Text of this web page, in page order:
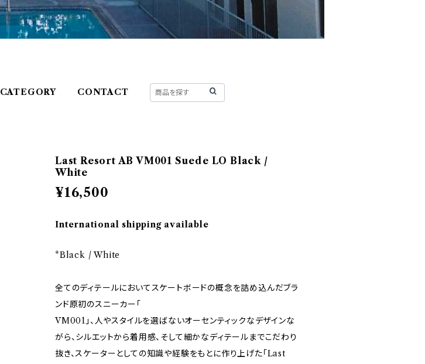
CATEGORY CONTACT
Last Resort AB VM001 Suede LO Black /
White
¥16,500
International shipping available
*Black / White
全てのディテールにおいてスケートボードの概念を詰め込んだブラ
ンド原初のスニーカー「
VM001」、人やスタイルを選ばないオーセンティックなデザインな
がら、シルエットから着用感、そして細かなディテールまでこだわり
抜き、スケーターとしての知識や経験をもとに作り上げた「Last